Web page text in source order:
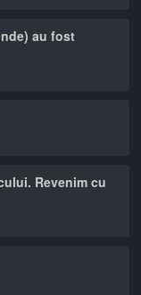
au fost
Revenim cu